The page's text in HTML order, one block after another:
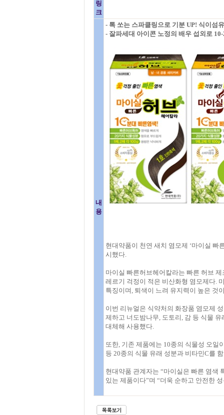
링
크
내
용
- 톡 쏘는 스파클링으로 기분 UP! 식이섬
- 잘파세대 아이콘 노정의 배우 섭외로
현대약품이 천연 새치 염모제 ‘마이실 빠
시했다.
마이실 빠른허브헤어칼라는 빠른 허브
레르기 걱정이 적은 비산화형 염모제다.
특징이며, 퇴색이 느려 유지력이 높은 것
이번 리뉴얼은 식약처의 화장품 염모제
제하고 너도밤나무, 도토리, 감 등 식물
대체해 사용했다.
또한, 기존 제품에는 10종의 식물성 오일
등 20종의 식물 유래 성분과 비타민C를
현대약품 관계자는 “마이실은 빠른 염색
있는 제품이다”며 “더욱 순하고 안전한